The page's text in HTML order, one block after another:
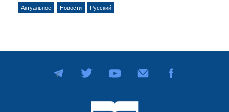
Актуальное Новости Русский